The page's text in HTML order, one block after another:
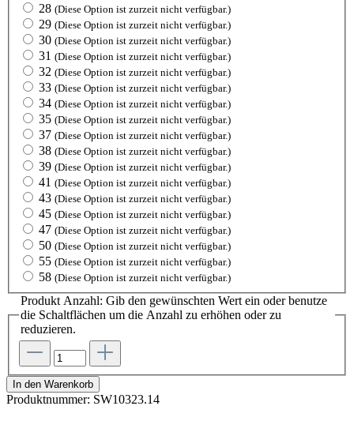
28 (Diese Option ist zurzeit nicht verfügbar.)
29 (Diese Option ist zurzeit nicht verfügbar.)
30 (Diese Option ist zurzeit nicht verfügbar.)
31 (Diese Option ist zurzeit nicht verfügbar.)
32 (Diese Option ist zurzeit nicht verfügbar.)
33 (Diese Option ist zurzeit nicht verfügbar.)
34 (Diese Option ist zurzeit nicht verfügbar.)
35 (Diese Option ist zurzeit nicht verfügbar.)
37 (Diese Option ist zurzeit nicht verfügbar.)
38 (Diese Option ist zurzeit nicht verfügbar.)
39 (Diese Option ist zurzeit nicht verfügbar.)
41 (Diese Option ist zurzeit nicht verfügbar.)
43 (Diese Option ist zurzeit nicht verfügbar.)
45 (Diese Option ist zurzeit nicht verfügbar.)
47 (Diese Option ist zurzeit nicht verfügbar.)
50 (Diese Option ist zurzeit nicht verfügbar.)
55 (Diese Option ist zurzeit nicht verfügbar.)
58 (Diese Option ist zurzeit nicht verfügbar.)
Produkt Anzahl: Gib den gewünschten Wert ein oder benutze
die Schaltflächen um die Anzahl zu erhöhen oder zu
reduzieren.
In den Warenkorb
Produktnummer: SW10323.14